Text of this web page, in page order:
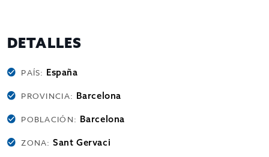
DETALLES
PAÍS: España
PROVINCIA: Barcelona
POBLACIÓN: Barcelona
ZONA:Sant Gervaci